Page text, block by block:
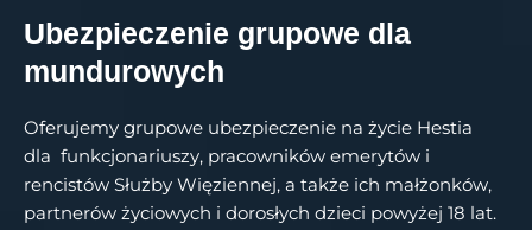
Ubezpieczenie grupowe dla
mundurowych
Oferujemy grupowe ubezpieczenie na życie Hestia
dla funkcjonariuszy, pracowników emerytów i
rencistów Służby Więziennej, a także ich małżonków,
partnerów życiowych i dorosłych dzieci powyżej 18 lat.